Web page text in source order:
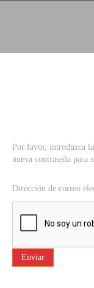
Por favor, introduzca
nueva contraseña para
Dirección de correo
Enviar